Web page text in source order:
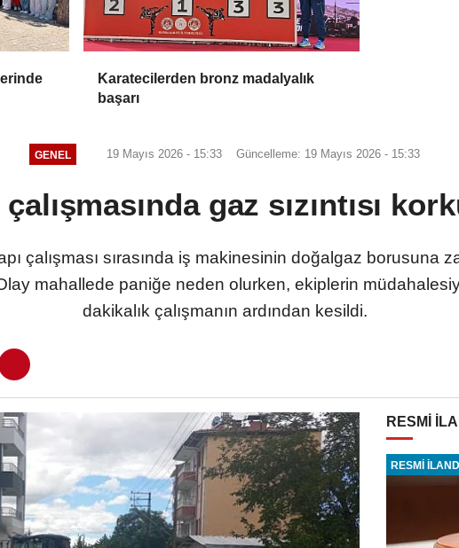
Karatecilerden bronz madalyalık
başarı
GENEL 19 Mayıs 2026 - 15:33 Güncelleme: 19 Mayıs 2026 - 15:33
çalışmasında gaz sızıntısı
çalışması sırasında iş makinesinin doğalgaz borusuna
mahallede paniğe neden olurken, ekiplerin
dakikalık çalışmanın ardından kesildi.
RESMİ
RESMİ